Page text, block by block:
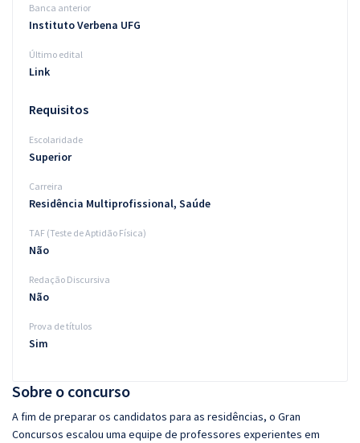
Sobre o concurso
A fim de preparar os candidatos para as residências, o Gran
Concursos escalou uma equipe de professores experientes em
Banca anterior
Instituto Verbena UFG
Último edital
Link
Requisitos
Escolaridade
Superior
Carreira
Residência Multiprofissional, Saúde
TAF (Teste de Aptidão Física)
Não
Redação Discursiva
Não
Prova de títulos
Sim